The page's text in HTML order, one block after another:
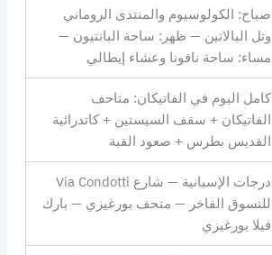
صباح: الكولوسيوم والمنتدى الروماني
وتل البالاتين — ظهر: ساحة البانتيون —
مساء: ساحة نافونا وعشاء إيطالي
كامل اليوم في الفاتيكان: متاحف
الفاتيكان + سقف السيستين + كاتدرائية
القديس بطرس + صعود القبة
درجات الإسبانية — شارع Via Condotti
للتسوق الفاخر — متحف بورغيزي — بارك
فيلا بورغيزي